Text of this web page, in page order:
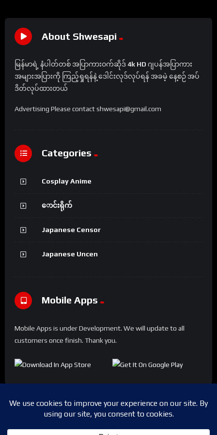
About Shwesapi
မြန်မာရဲ့ နံပါတ်တစ် အပြာကားဝက်ဆိုဒ် 4k HD ဂျပန်အပြာကား
အများအပြားကို ကြည့်ရှုရန်နဲ့ ဒေါင်းလုဒ်လုပ်ရန် အခမဲ့ နေ့စဉ် အပ်
ဒိတ်လုပ်ထားတယ်
Advertising Please contact shwesapi@gmail.com
Categories
Cosplay Anime
ောင်းရိုက်
Japanese Censor
Japanese Uncen
Mobile Apps
Mobile Apps is under Development. We will update to all
customers once finish. Thank you.
Copyright © 2024 Shwesapi